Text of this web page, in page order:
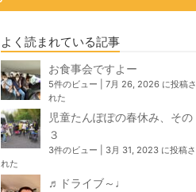
よく読まれている記事
お食事会ですよー
5件のビュー
7月 26, 2026 に投稿さ
れた
児童たんぽぽの春休み、その
３
3件のビュー
3月 31, 2023 に投稿さ
れた
♬ドライブ～♩